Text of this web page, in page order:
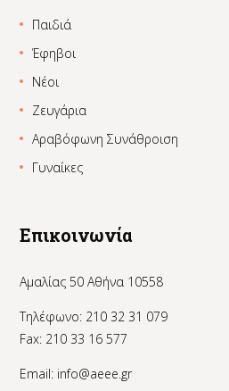
Παιδιά
Έφηβοι
Νέοι
Ζευγάρια
Αραβόφωνη Συνάθροιση
Γυναίκες
Επικοινωνία
Αμαλίας 50 Αθήνα 10558
Τηλέφωνο: 210 32 31 079
Fax: 210 33 16 577
Email: info@aeee.gr